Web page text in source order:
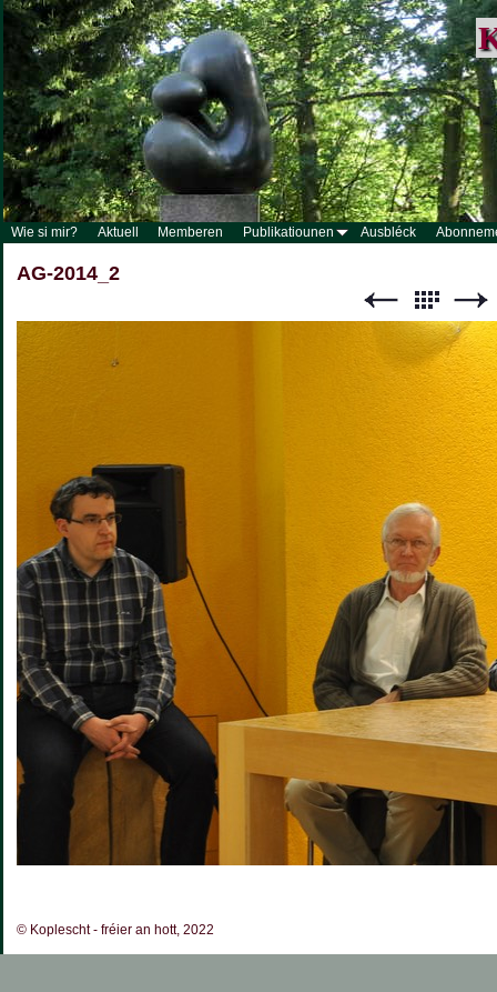
Wie si mir? Aktuell Memberen Publikatiounen Ausbléck
AG-2014_2
© Koplescht - fréier an hott, 2022